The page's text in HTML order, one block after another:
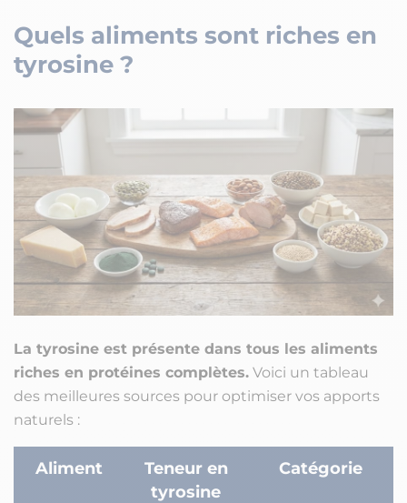
Quels aliments sont riches en
tyrosine ?
La tyrosine est présente dans tous les aliments
riches en protéines complètes. Voici un tableau
des meilleures sources pour optimiser vos apports
naturels :
Aliment
Teneur en
tyrosine
Catégorie